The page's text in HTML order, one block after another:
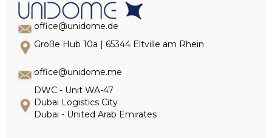
office@unidome.de
Große Hub 10a | 65344 Eltville am Rhein
office@unidome.me
DWC - Unit WA-47
Dubai Logistics City
Dubai - United Arab Emirates